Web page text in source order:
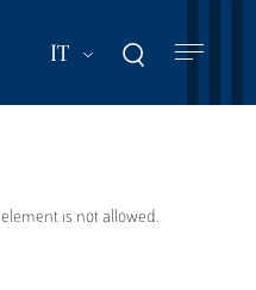
IT Mostra ulteriori
element is not allowed.